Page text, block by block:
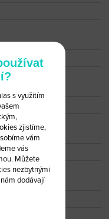
(obaly)
s využitím
zjistíme,
vám
vás
Můžete
nezbytnými
dodávají